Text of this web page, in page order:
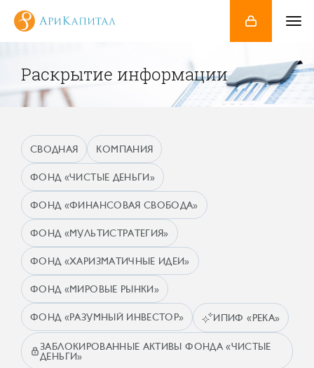
Раскрытие информации
СВОДНАЯ КОМПАНИЯ
ФОНД «ЧИСТЫЕ ДЕНЬГИ»
ФОНД «ФИНАНСОВАЯ СВОБОДА»
ФОНД «МУЛЬТИСТРАТЕГИЯ»
ФОНД «ХАРИЗМАТИЧНЫЕ ИДЕИ»
ФОНД «МИРОВЫЕ РЫНКИ»
ФОНД «РАЗУМНЫЙ ИНВЕСТОР» ИПИФ «РЕКА»
ЗАБЛОКИРОВАННЫЕ АКТИВЫ ФОНДА «ЧИСТЫЕ
ДЕНЬГИ»